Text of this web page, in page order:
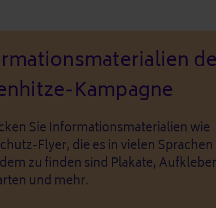
Kampagne
Sie Informationsmaterialien wie
Flyer, die es in vielen
zu finden sind Plakate,
und mehr.